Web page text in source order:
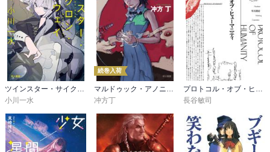
ツインスター・サイクロン・ランナウェイ
小川一水
続巻入荷
マルドゥック・アノニマス
冲方丁
プロトコル・オブ・ヒューマニティ
長谷敏司